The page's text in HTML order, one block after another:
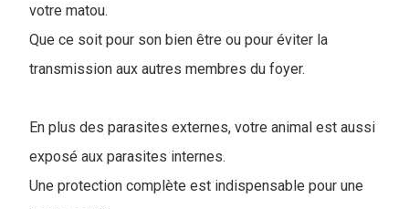
votre matou.
Que ce soit pour son bien être ou pour éviter la
transmission aux autres membres du foyer.
En plus des parasites externes, votre animal est aussi
exposé aux parasites internes.
Une protection complète est indispensable pour une